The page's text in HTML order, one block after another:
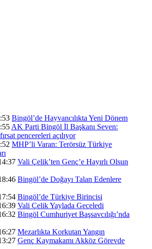
Bingöl’de Hayvancılıkta Yeni Dönem
AK Parti Bingöl İl Başkanı Seven:
pencereleri açılıyor
MHP’li Varan: Terörsüz Türkiye
Vali Çelik’ten Genç’e Hayırlı Olsun
Bingöl’de Doğayı Talan Edenlere
Bingöl’de Türkiye Birincisi
Vali Çelik Yaylada Geceledi
Bingöl Cumhuriyet Başsavcılığı’nda
Mezarlıkta Korkutan Yangın
Genç Kaymakamı Akköz Görevde